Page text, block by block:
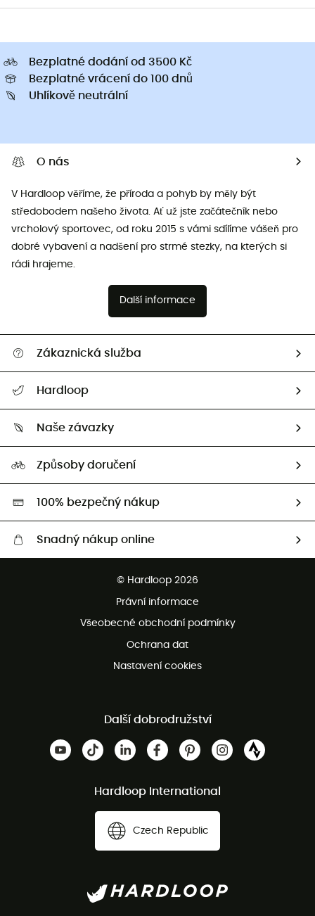
Bezplatné dodání od 3500 Kč
Bezplatné vrácení do 100 dnů
Uhlíkově neutrální
O nás
V Hardloop věříme, že příroda a pohyb by měly být
středobodem našeho života. Ať už jste začátečník nebo
vrcholový sportovec, od roku 2015 s vámi sdílíme vášeň pro
dobré vybavení a nadšení pro strmé stezky, na kterých si
rádi hrajeme.
Další informace
Zákaznická služba
Vrácení zboží a peněz
Hardloop
Naši Ambasadoři
Naše závazky
Second hand
HardGreen
Způsoby doručení
100% bezpečný nákup
Snadný nákup online
Bezplatné vrácení do 100 dnů
Bezplatná zákaznická služba
© Hardloop 2026
Právní informace
Všeobecné obchodní podmínky
Ochrana dat
Nastavení cookies
Další dobrodružství
Hardloop International
Czech Republic